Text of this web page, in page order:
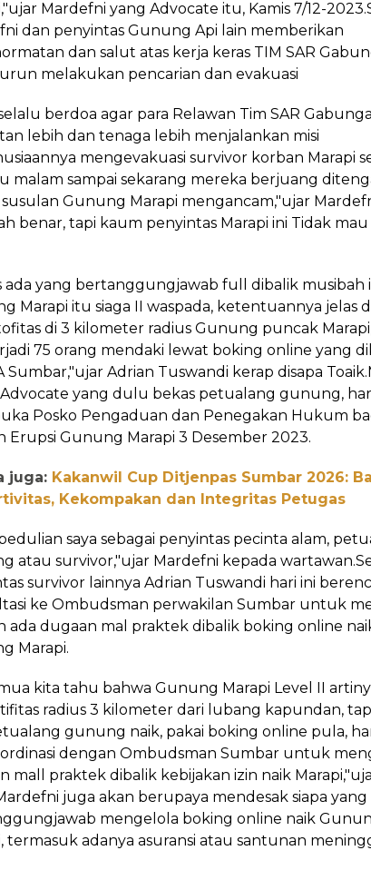
Mardefni yang Advocate itu, Kamis 7/12-
dan penyintas Gunung Api lain memberikan
dan salut atas kerja keras TIM SAR
melakukan pencarian dan evakuasi
berdoa agar para Relawan Tim SAR
lebih dan tenaga lebih menjalankan misi
mengevakuasi survivor korban Marapi
malam sampai sekarang mereka berjuang
Gunung Marapi mengancam,"ujar
benar, tapi kaum penyintas Marapi ini Tidak
ada yang bertanggungjawab full dibalik musibah
Marapi itu siaga II waspada, ketentuannya jelas
di 3 kilometer radius Gunung puncak
75 orang mendaki lewat boking online yang
Sumbar,"ujar Adrian Tuswandi kerap disapa
yang dulu bekas petualang gunung,
Posko Pengaduan dan Penegakan Hukum
Erupsi Gunung Marapi 3 Desember 2023.
juga: Kakanwil Cup Ditjenpas Sumbar 2026:
Kekompakan dan Integritas Petugas
saya sebagai penyintas pecinta alam,
atau survivor,"ujar Mardefni kepada
survivor lainnya Adrian Tuswandi hari ini
ke Ombudsman perwakilan Sumbar untuk
ada dugaan mal praktek dibalik boking online
Marapi.
kita tahu bahwa Gunung Marapi Level II
radius 3 kilometer dari lubang kapundan,
gunung naik, pakai boking online pula,
dengan Ombudsman Sumbar untuk
mall praktek dibalik kebijakan izin naik
juga akan berupaya mendesak siapa yang
mengelola boking online naik
termasuk adanya asuransi atau santunan